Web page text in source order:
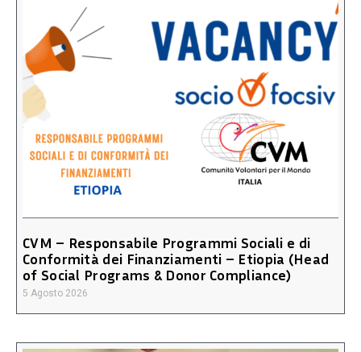
CVM – Responsabile Programmi Sociali e di
Conformità dei Finanziamenti – Etiopia (Head
of Social Programs & Donor Compliance)
5 Agosto 2026